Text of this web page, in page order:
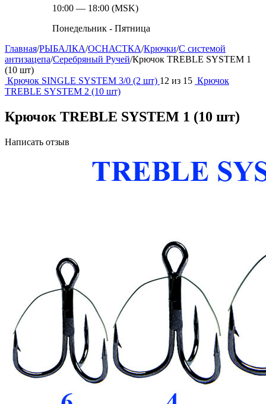
10:00 — 18:00 (MSK)
Понедельник - Пятница
Главная/РЫБАЛКА/ОСНАСТКА/Крючки/С системой
антизацепа/Серебряный Ручей/Крючок TREBLE SYSTEM 1
(10 шт)
Крючок SINGLE SYSTEM 3/0 (2 шт) 12 из 15 Крючок
TREBLE SYSTEM 2 (10 шт)
Крючок TREBLE SYSTEM 1 (10 шт)
Написать отзыв